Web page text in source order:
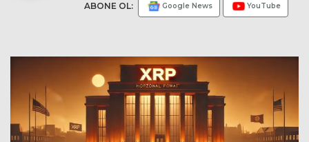
ABONE OL: Google News YouTube